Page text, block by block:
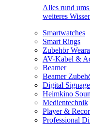
Alles rund
weiteres
Smartwatches
Smart Rings
Zubehör
AV-Kabel &
Beamer
Beamer
Digital
Heimkino
Medientechnik
Player &
Professional